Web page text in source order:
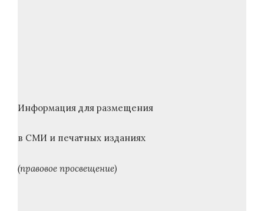
Информация для размещения
в СМИ и печатных изданиях
(правовое просвещение)